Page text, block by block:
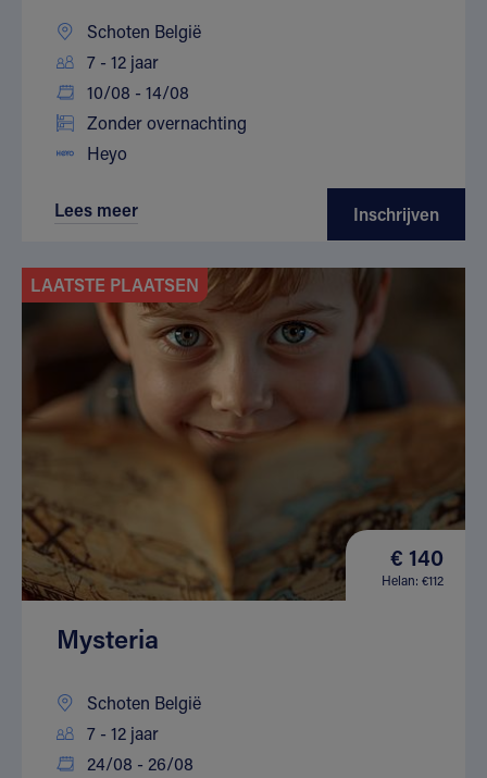
Schoten België
7 - 12 jaar
10/08 - 14/08
Zonder overnachting
Heyo
Lees meer Inschrijven
LAATSTE PLAATSEN
€ 140
Helan: €112
Mysteria
Schoten België
7 - 12 jaar
24/08 - 26/08